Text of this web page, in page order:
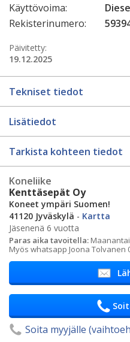
Käyttövoima:
Rekisterinumero:
Päivitetty:
19.12.2025
Tekniset tiedot
Lisätiedot
Tarkista kohteen tiedot
Koneliike
Kenttäsepät Oy
Koneet ympäri Suomen!
41120 Jyväskylä - Kartta
Jäsenenä 6 vuotta
Paras aika tavoitella:
Myös whatsapp Joona Tolvanen
Soita myyjälle